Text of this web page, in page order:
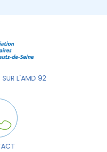
SUR L'AMD 92